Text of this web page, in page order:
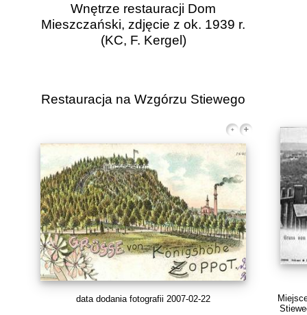
Wnętrze restauracji Dom
Mieszczański, zdjęcie z ok. 1939 r.
(KC, F. Kergel)
Restauracja na Wzgórzu Stiewego
data dodania fotografii 2007-02-22